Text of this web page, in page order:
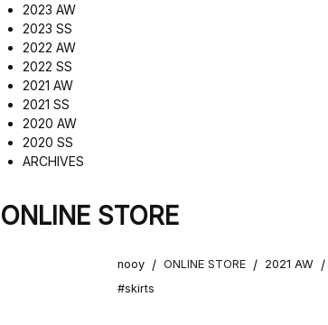
2023 AW
2023 SS
2022 AW
2022 SS
2021 AW
2021 SS
2020 AW
2020 SS
ARCHIVES
ONLINE STORE
nooy / ONLINE STORE / 2021 AW /
#skirts